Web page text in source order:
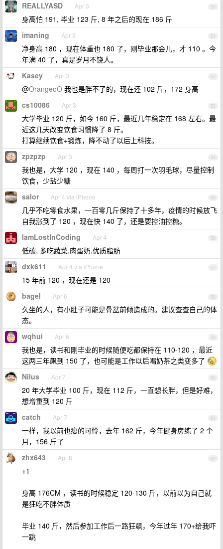
50
REALLYASD Apr 3
身高怕 191, 毕业 123 斤, 8 年之后的现在 186 斤
51
imaning Apr 3
净身高 180 ，现在体重也 180 了，刚毕业那会儿，才 110 。今
年满 40 了，真是岁月不饶人。
52
Kasey Apr 3
@OrangeoO 我也是胖不了的，现在还 102 斤，172 身高
53
cs10086 Apr 3
大学毕业 120 斤，如今 160 斤，最近几年稳定在 168 左右。最
近这几天改变饮食习惯降了 8 斤。
打算继续饮食+锻炼，降不动了以后上科技。
54
zpzpzp Apr 3
我也是，大学 120 ，现在 140 ，每周打一次羽毛球，尽量控制
饮食，少盐少糖
55
salor Apr 4 via iPhone
几乎不吃零食水果，一百零几斤保持了十多年，疫情的时候放飞
自我涨到了 120 ，现在快 140 了，还是要控油控糖。
56
IamLostInCoding Apr 4
低碳, 多吃蔬菜,肉蛋奶,优质脂肪
57
dxk611 Apr 4 via iPhone
15 年前 120 ，现在还是 120
58
bagel Apr 6
久坐的人，有小肚子可能是骨盆前倾造成的。建议查查自己的体
态。
59
wqhui Apr 6
我也是，读书和刚毕业的时候随便吃都保持在 110-120 ，最近
这两三年飙到 150 了，也可能是工作以后喝奶茶之类变多了
60
Nilus Apr 7
20 年大学毕业 100 斤，现在 112 斤，一直想长胖，但是好难，
想增重到 120 斤
61
catch Apr 7
一样，我以前也瘦的可怜，去年 162 斤，今年健身房练了 2 个
月，156 斤了
62
zhx643 Apr 8
+1
身高 176CM ，读书的时候稳定 120-130 斤，以前以为自己就
是狂吃不胖体质
毕业 140 斤，然后参加工作后一路狂飙，今年过年 170+给我吓
一跳